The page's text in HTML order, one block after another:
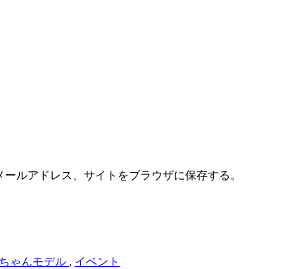
ルアドレス、サイトをブラウザに保存する。
ゃんモデル , イベント